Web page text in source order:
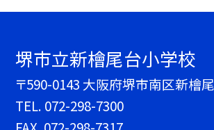
堺市立新檜尾台小学校
〒590-0143 大阪府堺市南区新檜
TEL. 072-298-7300